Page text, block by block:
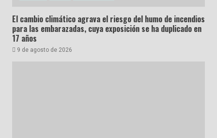
El cambio climático agrava el riesgo del humo de incendios
para las embarazadas, cuya exposición se ha duplicado en
17 años
9 de agosto de 2026